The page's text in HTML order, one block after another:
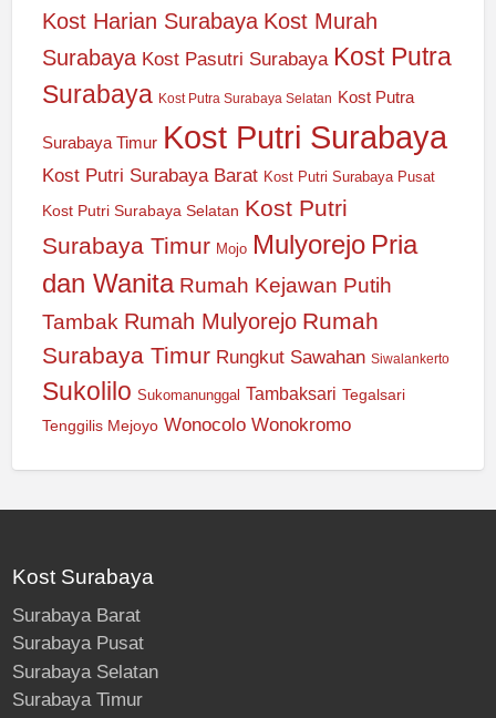
Kost Harian Surabaya Kost Murah
Surabaya Kost Pasutri Surabaya Kost Putra
Surabaya Kost Putra Surabaya Selatan Kost Putra
Surabaya Timur Kost Putri Surabaya
Kost Putri Surabaya Barat Kost Putri Surabaya Pusat
Kost Putri Surabaya Selatan Kost Putri
Surabaya Timur Mojo Mulyorejo Pria
dan Wanita Rumah Kejawan Putih
Tambak Rumah Mulyorejo Rumah
Surabaya Timur Rungkut Sawahan Siwalankerto
Sukolilo Sukomanunggal Tambaksari Tegalsari
Tenggilis Mejoyo Wonocolo Wonokromo
Kost Surabaya
Surabaya Barat
Surabaya Pusat
Surabaya Selatan
Surabaya Timur